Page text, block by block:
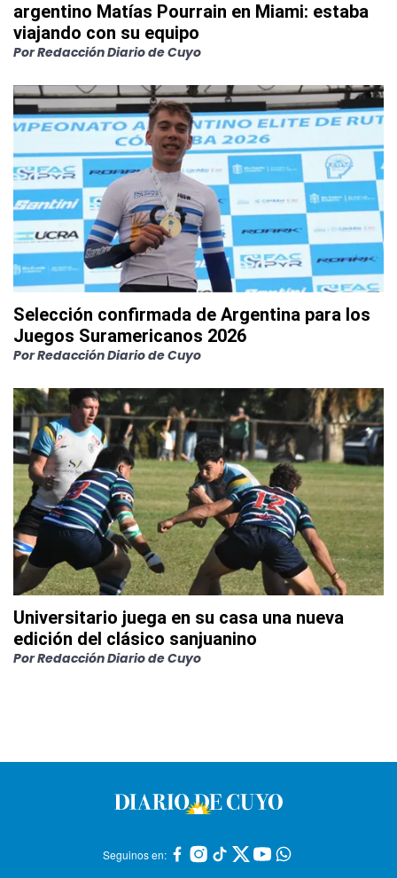
argentino Matías Pourrain en Miami: estaba
viajando con su equipo
PorRedacción Diario de Cuyo
Selección confirmada de Argentina para los
Juegos Suramericanos 2026
PorRedacción Diario de Cuyo
Universitario juega en su casa una nueva
edición del clásico sanjuanino
PorRedacción Diario de Cuyo
Seguinos en: